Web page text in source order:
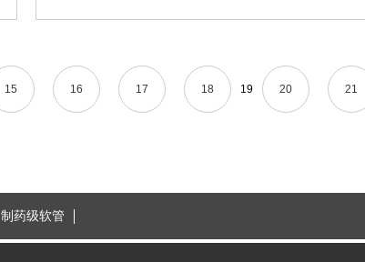
15 16 17 18 19 20 21
制药级软管